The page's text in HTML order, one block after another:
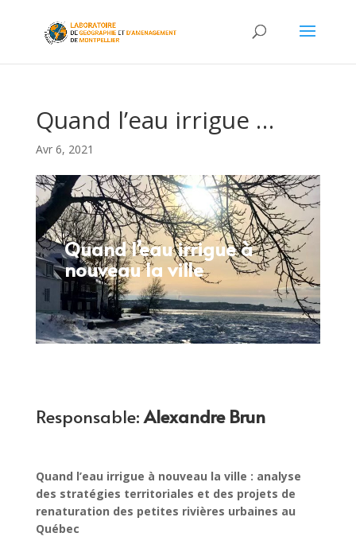
Quand l’eau irrigue …
Avr 6, 2021
Quand l’eau irrigue à
nouveau la ville
Responsable:Alexandre Brun
Quand l’eau irrigue à nouveau la ville : analyse
des stratégies territoriales et des projets de
renaturation des petites rivières urbaines au
Québec